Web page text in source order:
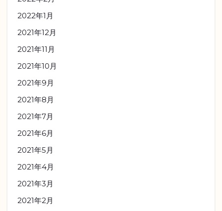
2022年1月
2021年12月
2021年11月
2021年10月
2021年9月
2021年8月
2021年7月
2021年6月
2021年5月
2021年4月
2021年3月
2021年2月